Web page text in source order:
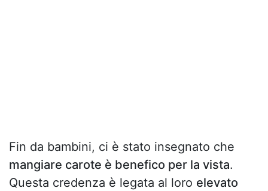
Fin da bambini, ci è stato insegnato che
mangiare carote è benefico per la vista.
Questa credenza è legata al loro elevato